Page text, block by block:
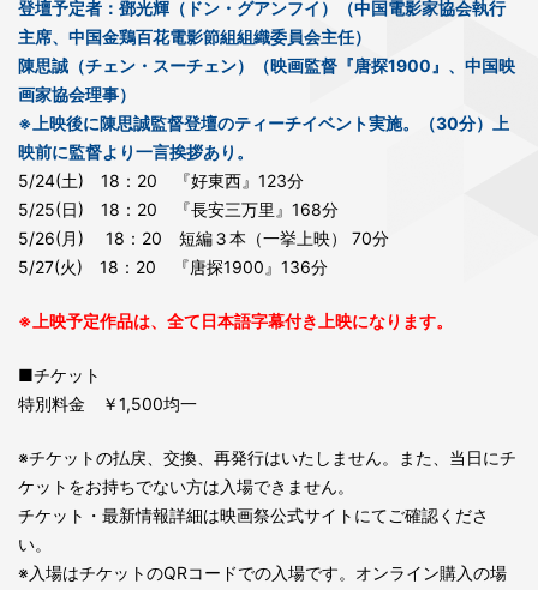
登壇予定者：鄧光輝（ドン・グアンフイ）（中国電影家協会執行
主席、中国金鶏百花電影節組組織委員会主任）
陳思誠（チェン・スーチェン）（映画監督『唐探1900』、中国映
画家協会理事）
※上映後に陳思誠監督登壇のティーチイベント実施。（30分）上
映前に監督より一言挨拶あり。
5/24(土) 18：20 『好東西』123分
5/25(日) 18：20 『長安三万里』168分
5/26(月) 18：20 短編３本（一挙上映） 70分
5/27(火) 18：20 『唐探1900』136分
※上映予定作品は、全て日本語字幕付き上映になります。
■チケット
特別料金 ￥1,500均一
※チケットの払戻、交換、再発行はいたしません。また、当日にチ
ケットをお持ちでない方は入場できません。
チケット・最新情報詳細は映画祭公式サイトにてご確認くださ
い。
※入場はチケットのQRコードでの入場です。オンライン購入の場